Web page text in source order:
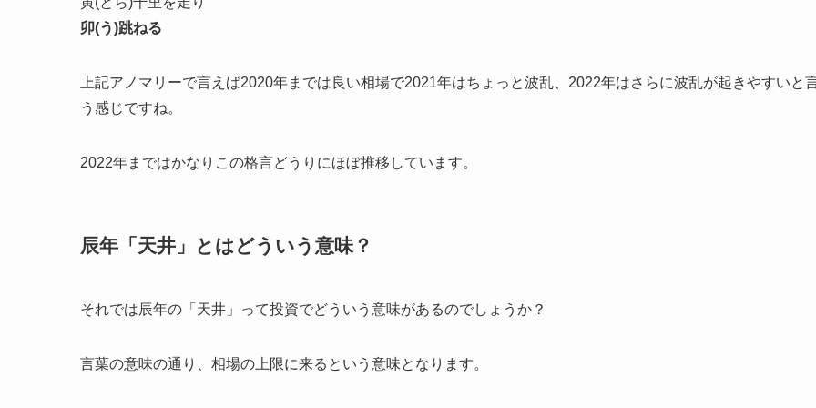
卯(う)跳ねる
上記アノマリーで言えば2020年までは良い相場で2021年はちょっと波乱、2022年はさらに波乱が起きやすいと
う感じですね。
2022年まではかなりこの格言どうりにほぼ推移しています。
辰年「天井」とはどういう意味？
それでは辰年の「天井」って投資でどういう意味があるのでしょうか？
言葉の意味の通り、相場の上限に来るという意味となります。